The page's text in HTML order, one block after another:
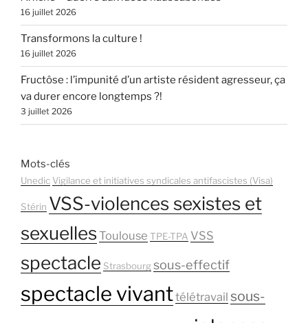
16 juillet 2026
Transformons la culture !
16 juillet 2026
Fructôse : l’impunité d’un artiste résident agresseur, ça
va durer encore longtemps ?!
3 juillet 2026
Mots-clés
Unedic Vigilance et initiatives syndicales antifascistes (Visa)
Stérin VSS-violences sexistes et
sexuellesToulouse TPE-TPA VSS
spectacle Strasbourgsous-effectif
spectacle vivanttélétravail sous-